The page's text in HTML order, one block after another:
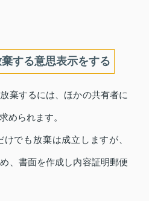
する意思表示をする
棄するには、ほかの共有者に
められます。
でも放棄は成立しますが、
、書面を作成し内容証明郵便